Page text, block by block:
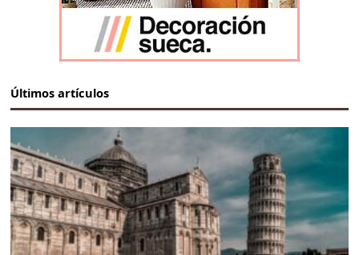
Últimos artículos